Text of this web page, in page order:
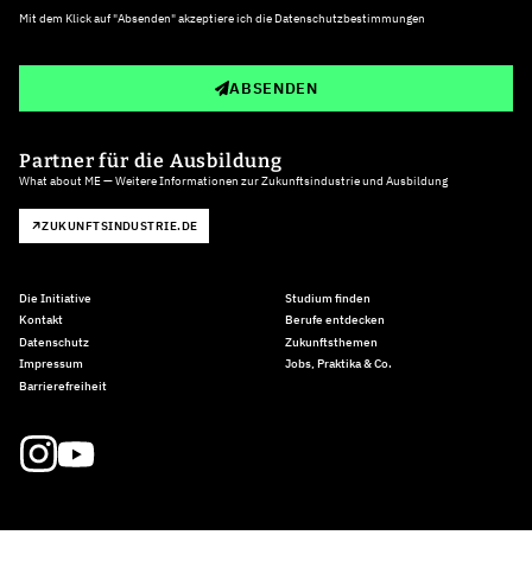
Mit dem Klick auf "Absenden" akzeptiere ich die Datenschutzbestimmungen
ABSENDEN
Partner für die Ausbildung
What about ME — Weitere Informationen zur Zukunftsindustrie und Ausbildung
ZUKUNFTSINDUSTRIE.DE
Die Initiative
Kontakt
Datenschutz
Impressum
Barrierefreiheit
Studium finden
Berufe entdecken
Zukunftsthemen
Jobs, Praktika & Co.